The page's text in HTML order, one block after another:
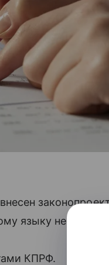
языку
КПРФ.